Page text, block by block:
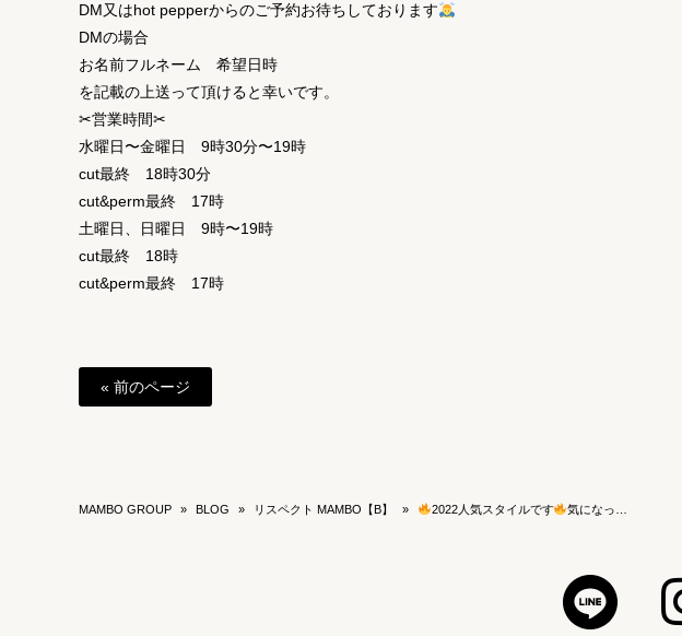
DM又はhot pepperからのご予約お待ちしております
DMの場合
お名前フルネーム 希望日時
を記載の上送って頂けると幸いです。
✂︎営業時間✂︎
水曜日〜金曜日 9時30分〜19時
cut最終 18時30分
cut&perm最終 17時
土曜日、日曜日 9時〜19時
cut最終 18時
cut&perm最終 17時
« 前のページ
MAMBO GROUP » BLOG » リスペクト MAMBO【B】 » 2022人気スタイルです 気になっ…